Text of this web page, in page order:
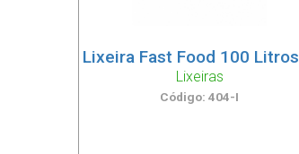
Lixeira Fast Food 100 Litros
Lixeiras
Código: 404-I